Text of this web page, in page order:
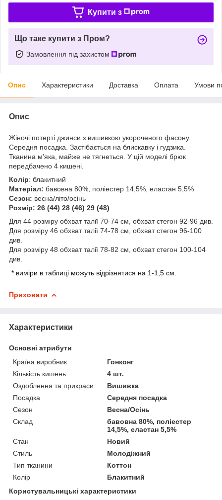
Купити з
Що таке купити з Пром?
Замовлення під захистом
Опис Характеристики Доставка Оплата Умови
Опис
Жіночі потерті джинси з вишивкою укороченого фасону.
Середня посадка. Застібається на блискавку і гудзика.
Тканина м'яка, майже не тягнеться. У цій моделі брюк
передбачено 4 кишені.
Колір: блакитний
Матеріал: бавовна 80%, поліестер 14,5%, еластан 5,5%
Сезон: весна/літо/осінь
Розмір: 26 (44) 28 (46) 29 (48)
Для 44 розміру обхват талії 70-74 см, обхват стегон 92-96 див.
Для розміру 46 обхват талії 74-78 см, обхват стегон 96-100
див.
Для розміру 48 обхват талії 78-82 см, обхват стегон 100-104
див.
* виміри в таблиці можуть відрізнятися на 1-1,5 см.
Приховати
Характеристики
Основні атрибути
Країна виробник
Гонконг
Кількість кишень
4 шт.
Оздоблення та прикраси
Вишивка
Посадка
Середня посадка
Сезон
Весна/Осінь
Склад
бавовна 80%, поліестер
14,5%, еластан 5,5%
Стан
Новий
Стиль
Молодіжний
Тип тканини
Коттон
Колір
Блакитний
Користувальницькі характеристики